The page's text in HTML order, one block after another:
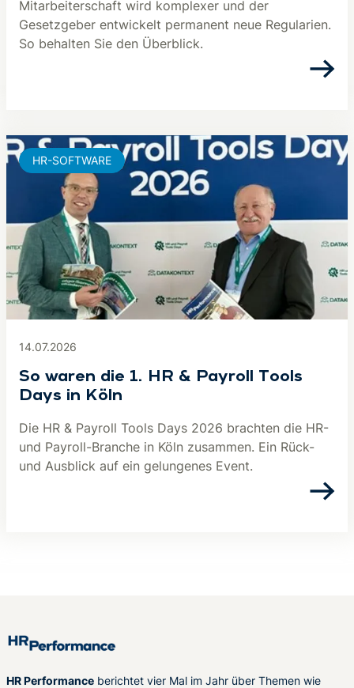
Mitarbeiterschaft wird komplexer und der
Gesetzgeber entwickelt permanent neue Regularien.
So behalten Sie den Überblick.
14.07.2026
So waren die 1. HR & Payroll Tools
Days in Köln
Die HR & Payroll Tools Days 2026 brachten die HR-
und Payroll-Branche in Köln zusammen. Ein Rück-
und Ausblick auf ein gelungenes Event.
HR-SOFTWARE
HR Performance berichtet vier Mal im Jahr über Themen wie